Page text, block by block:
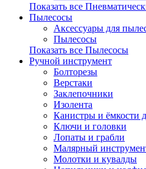
Показать все
Пылесосы
Аксессуары для
Пылесосы
Показать все Пылесосы
Ручной инструмент
Болторезы
Верстаки
Заклепочники
Изолента
Канистры и ёмкости
Ключи и головки
Лопаты и грабли
Малярный
Молотки и кувалды